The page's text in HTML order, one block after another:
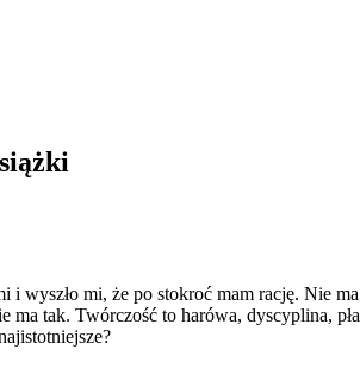
wyszło mi, że po stokroć mam rację. Nie
ma tak. Twórczość to harówa, dyscyplina,